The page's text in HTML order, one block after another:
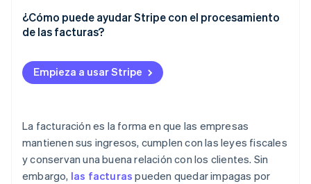
Utiliza facturas digitales y el registro electrónico
transacciones más rápidas y seguras
Capacita al personal y revisa el cumplimiento con
regularidad
Utiliza condiciones de pago estándar y claras
un acuerdo
Haz cumplir los términos de forma coherente
¿Cómo puede ayudar Stripe con el procesamiento
de las facturas?
Creación rápida de facturas
Recordatorios automáticos de entrega y pago
Facturación para facturas recurrentes
Seguimiento y conciliación integrados
Empieza a usar Stripe
La facturación es la forma en que las empresas
mantienen sus ingresos, cumplen con las leyes fiscales
y conservan una buena relación con los clientes. Sin
embargo, las facturas pueden quedar impagas por